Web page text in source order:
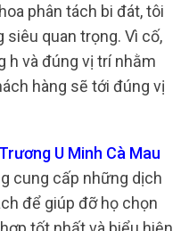
phân tách bi đát, tôi
siêu quan trọng. Vì cố,
h và đúng vị trí nhằm
hàng sẽ tới đúng vị
U Minh Cà Mau
cung cấp những dịch
để giúp đỡ họ chọn